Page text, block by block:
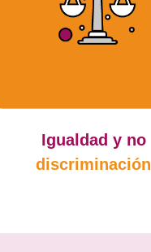
Igualdad y no
discriminación